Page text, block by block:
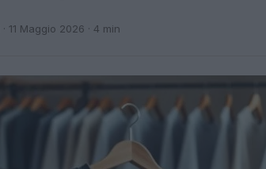
· 11 Maggio 2026 · 4 min